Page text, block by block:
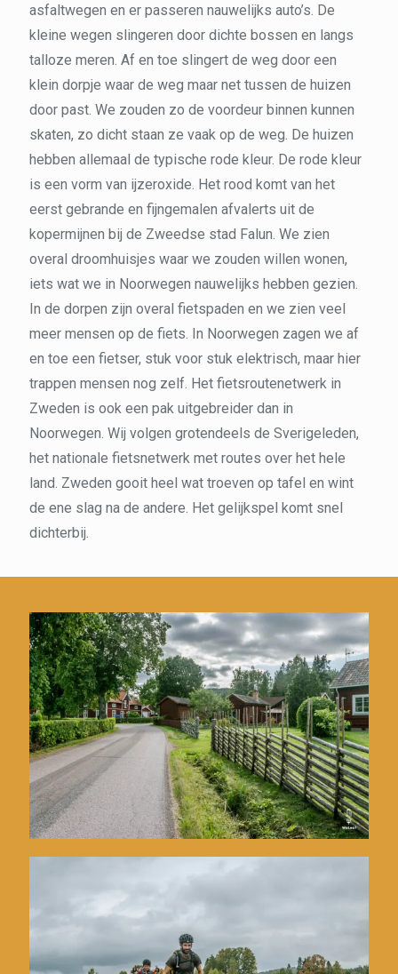
asfaltwegen en er passeren nauwelijks auto’s. De
kleine wegen slingeren door dichte bossen en langs
talloze meren. Af en toe slingert de weg door een
klein dorpje waar de weg maar net tussen de huizen
door past. We zouden zo de voordeur binnen kunnen
skaten, zo dicht staan ze vaak op de weg. De huizen
hebben allemaal de typische rode kleur. De rode kleur
is een vorm van ijzeroxide. Het rood komt van het
eerst gebrande en fijngemalen afvalerts uit de
kopermijnen bij de Zweedse stad Falun. We zien
overal droomhuisjes waar we zouden willen wonen,
iets wat we in Noorwegen nauwelijks hebben gezien.
In de dorpen zijn overal fietspaden en we zien veel
meer mensen op de fiets. In Noorwegen zagen we af
en toe een fietser, stuk voor stuk elektrisch, maar hier
trappen mensen nog zelf. Het fietsroutenetwerk in
Zweden is ook een pak uitgebreider dan in
Noorwegen. Wij volgen grotendeels de Sverigeleden,
het nationale fietsnetwerk met routes over het hele
land. Zweden gooit heel wat troeven op tafel en wint
de ene slag na de andere. Het gelijkspel komt snel
dichterbij.